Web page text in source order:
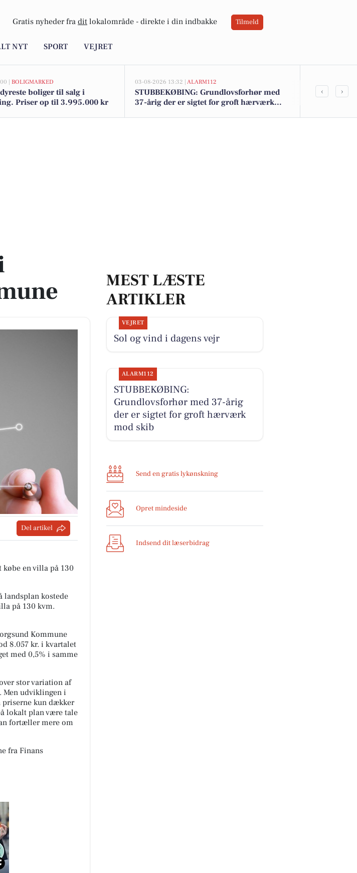
Gratis nyheder fra dit lokalområde - direkte i din indbakke Tilmeld
NYT SPORT VEJRET
| BOLIGMARKED
boliger til salg i
Priser op til 3.995.000 kr
03-08-2026 13:32 | ALARM112
STUBBEKØBING: Grundlovsforhør med
37-årig der er sigtet for groft hærværk
Kohberg
‹ ›
Del artikel
købe en villa på 130
landsplan kostede
på 130 kvm.
Kommune
8.057 kr. i kvartalet
med 0,5% i samme
stor variation af
Men udviklingen i
priserne kun dækker
lokalt plan være tale
fortæller mere om
fra Finans
MEST LÆSTE
ARTIKLER
VEJRET
Sol og vind i dagens vejr
ALARM112
STUBBEKØBING:
Grundlovsforhør med 37-årig
der er sigtet for groft hærværk
mod skib
Send en gratis lykønskning
Opret mindeside
Indsend dit læserbidrag